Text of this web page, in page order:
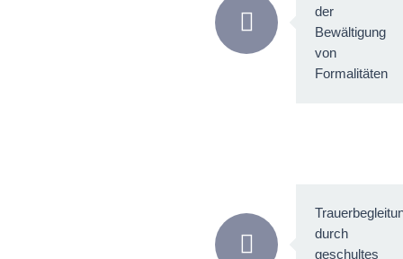
der
Bewältigung
von
Formalitäten
durch
geschultes